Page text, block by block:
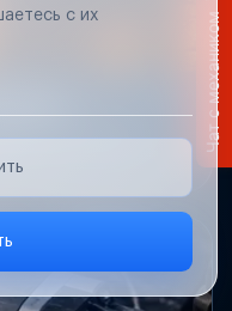
восстановим
с их
Чат с механиком